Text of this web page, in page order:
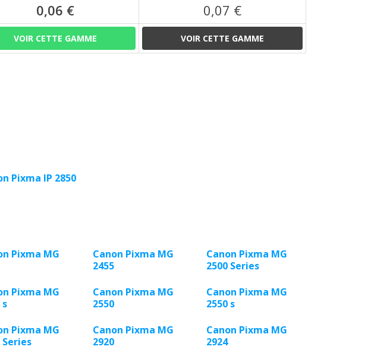
0,06 € 0,07 €
VOIR CETTE GAMME VOIR CETTE GAMME
Pixma IP 2850
Pixma MG
Canon Pixma MG
2455
Canon Pixma MG
2500 Series
Pixma MG
s
Canon Pixma MG
2550
Canon Pixma MG
2550 s
Pixma MG
Series
Canon Pixma MG
2920
Canon Pixma MG
2924